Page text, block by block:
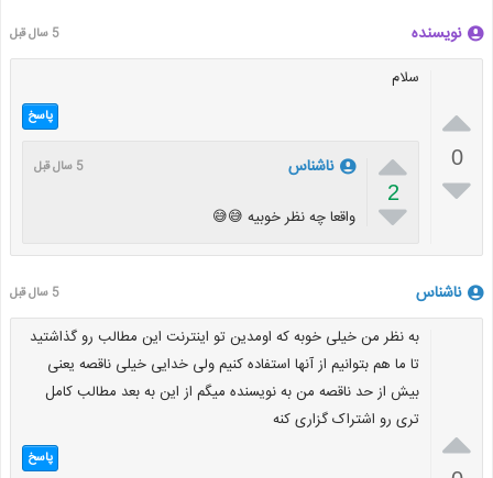
نویسنده 5 سال قبل

0

سلام
پاسخ

2

ناشناس 5 سال قبل
واقعا چه نظر خوبیه 😅😅
ناشناس 5 سال قبل

به نظر من خیلی خوبه که اومدین تو اینترنت این مطالب رو گذاشتید
تا ما هم بتوانیم از آنها استفاده کنیم ولی خدایی خیلی ناقصه یعنی
بیش از حد ناقصه من به نویسنده میگم از این به بعد مطالب کامل
تری رو اشتراک گزاری کنه
پاسخ